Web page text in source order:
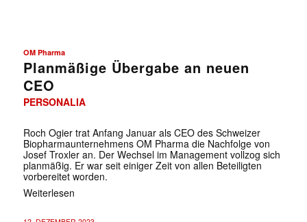
OM Pharma
Planmäßige Übergabe an neuen
CEO
PERSONALIA
Roch Ogier trat Anfang Januar als CEO des Schweizer
Biopharmaunternehmens OM Pharma die Nachfolge von
Josef Troxler an. Der Wechsel im Management vollzog sich
planmäßig. Er war seit einiger Zeit von allen Beteiligten
vorbereitet worden.
Weiterlesen